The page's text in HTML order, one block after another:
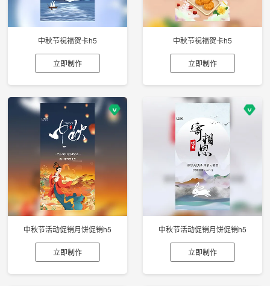
中秋节祝福贺卡h5
立即制作
中秋节祝福贺卡h5
立即制作
中秋节活动促销月饼促销h5
立即制作
中秋节活动促销月饼促销h5
立即制作